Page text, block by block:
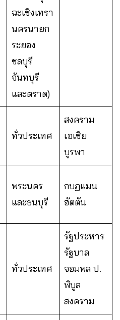
ฉะเชิงเทรา
นครนายก
ระยอง
ชลบุรี
จันทบุรี
และตราด)
ทั่วประเทศ
สงคราม
เอเชีย
บูรพา
พระนคร
และธนบุรี
กบฏแมน
ฮัตตัน
ทั่วประเทศ
รัฐประหาร
รัฐบาล
จอมพล ป.
พิบูล
สงคราม